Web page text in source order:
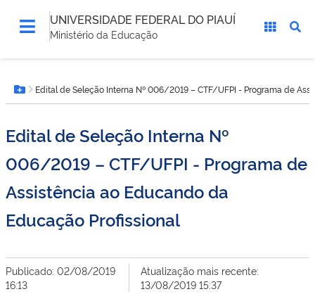
UNIVERSIDADE FEDERAL DO PIAUÍ
Ministério da Educação
está
aqui:Botão Menu
Edital de Seleção Interna Nº 006/2019 – CTF/UFPI - Programa de
Edital de Seleção Interna Nº
006/2019 – CTF/UFPI - Programa de
Assistência ao Educando da
Educação Profissional
Publicado: 02/08/2019
16:13
Atualização mais recente:
13/08/2019 15:37